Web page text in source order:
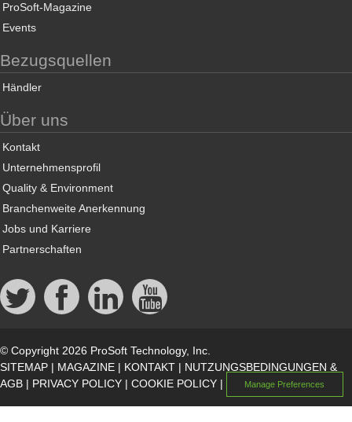
ProSoft-Magazine
Events
Bezugsquellen
Händler
Über uns
Kontakt
Unternehmensprofil
Quality & Environment
Branchenweite Anerkennung
Jobs und Karriere
Partnerschaften
© Copyright 2026 ProSoft Technology, Inc.
SITEMAP | MAGAZINE | KONTAKT | NUTZUNGSBEDINGUNGEN &
AGB | PRIVACY POLICY | COOKIE POLICY | Manage Preferences